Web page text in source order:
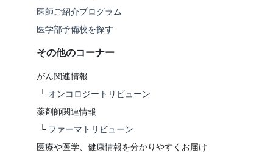
医師ご紹介プログラム
医学部予備校を探す
その他のコーナー
がん関連情報
└ オンコロジートリビューン
薬剤師関連情報
└ ファーマトリビューン
医療や医学、健康情報を分かりやすくお届け